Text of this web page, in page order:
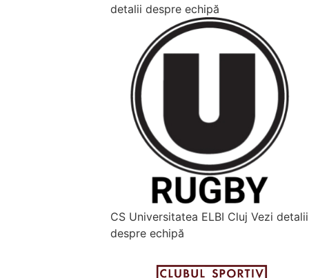
detalii despre echipă
CS Universitatea ELBI Cluj Vezi detalii
despre echipă